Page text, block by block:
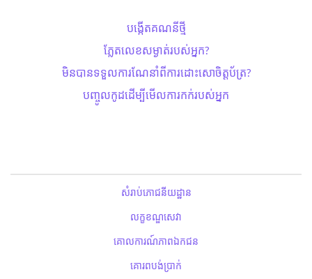
បង្កើតគណនីថ្មី
ភ្លែតលេខសម្ងាត់​របស់អ្នក?
មិនបានទទួលការណែនាំពីការដោះសោ​ចិត្តប័ត្រ?
បញ្ចូលកូដដើម្បីមើលការកក់របស់អ្នក
សំរាប់ភោជនីយដ្ឋាន
លក្ខខណ្ឌសេវា
គោលការណ៍ភាពឯកជន
គោរពបង់ប្រាក់